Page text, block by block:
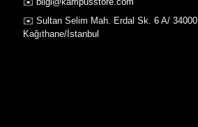
✉️ Sultan Selim Mah. Erdal Sk. 6 A/ 34000
Kağıthane/İstanbul